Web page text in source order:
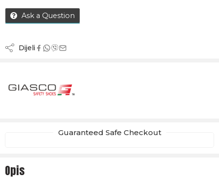
Ask a Question
Dijeli
Guaranteed Safe Checkout
Opis